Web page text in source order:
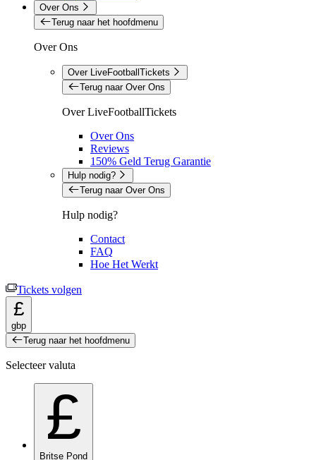
Over Ons
Terug naar het hoofdmenu
Over Ons
Over LiveFootballTickets
Terug naar Over Ons
Over LiveFootballTickets
Over Ons
Reviews
150% Geld Terug Garantie
Hulp nodig?
Terug naar Over Ons
Hulp nodig?
Contact
FAQ
Hoe Het Werkt
Tickets volgen
£
gbp
Terug naar het hoofdmenu
Selecteer valuta
£
Britse Pond